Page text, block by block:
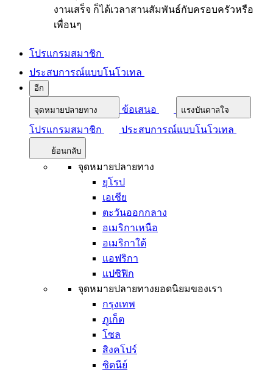
งานเสร็จ ก็ได้เวลาสานสัมพันธ์กับครอบครัวหรือ
เพื่อนๆ
โปรแกรมสมาชิก
ประสบการณ์แบบโนโวเทล
อีก
จุดหมายปลายทาง ข้อเสนอ แรงบันดาลใจ
โปรแกรมสมาชิก ประสบการณ์แบบโนโวเทล
ย้อนกลับ
จุดหมายปลายทาง
ยุโรป
เอเชีย
ตะวันออกกลาง
อเมริกาเหนือ
อเมริกาใต้
แอฟริกา
แปซิฟิก
จุดหมายปลายทางยอดนิยมของเรา
กรุงเทพ
ภูเก็ต
โซล
สิงคโปร์
ซิดนีย์